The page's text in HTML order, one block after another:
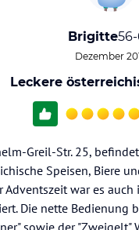
Brigitte
Dezember
Leckere
Greil-Str. 25,
Speisen, Biere
Adventszeit war es
Die nette
sowie der